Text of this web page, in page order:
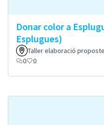
Donar color a
Esplugues)
Taller elaboració
0
0